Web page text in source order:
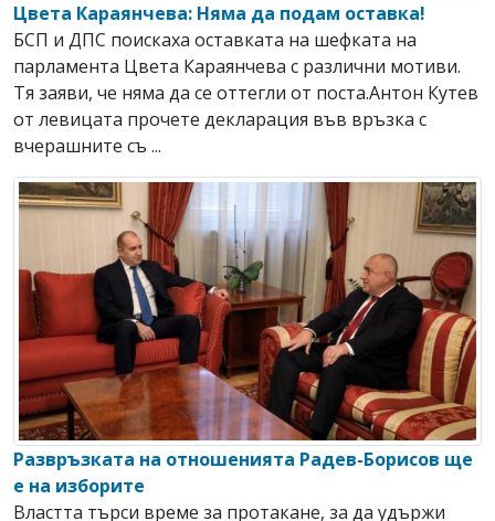
Цвета Караянчева: Няма да подам оставка!
БСП и ДПС поискаха оставката на шефката на
парламента Цвета Караянчева с различни мотиви.
Тя заяви, че няма да се оттегли от поста.Антон Кутев
от левицата прочете декларация във връзка с
вчерашните съ ...
Развръзката на отношенията Радев-Борисов ще
е на изборите
Властта търси време за протакане, за да удържи